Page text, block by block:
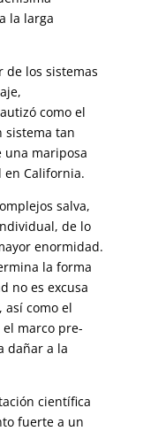
la larga
de los sistemas
como el
sistema tan
una mariposa
en Cali­fornia.
salva,
de lo
enormidad.
la forma
no es excusa
como el
el marco pre­
dañar a la
científica
fuerte a un